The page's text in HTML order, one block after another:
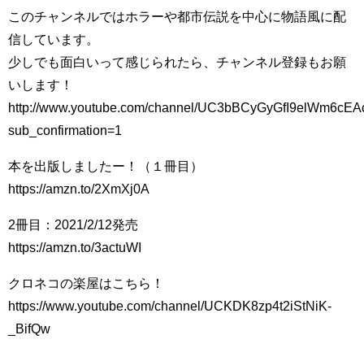
このチャンネルではホラーや都市伝説を中心に物語風に配
信しています。
少しでも面白いって感じられたら、チャンネル登録もお願
いします！
http://www.youtube.com/channel/
sub_confirmation=1
本を出版しましたー！（１冊目）
https://amzn.to/2XmXj0A
2冊目：2021/2/12発売
https://amzn.to/3actuWI
クロネコの楽屋はこちら！
https://www.youtube.com/channel/UCKDK8zp4t2iStNiK-
_BifQw